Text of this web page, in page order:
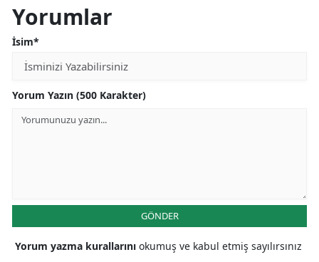
Yorumlar
İsim*
Yorum Yazın (500 Karakter)
GÖNDER
Yorum yazma kurallarını okumuş ve kabul etmiş sayılırsınız